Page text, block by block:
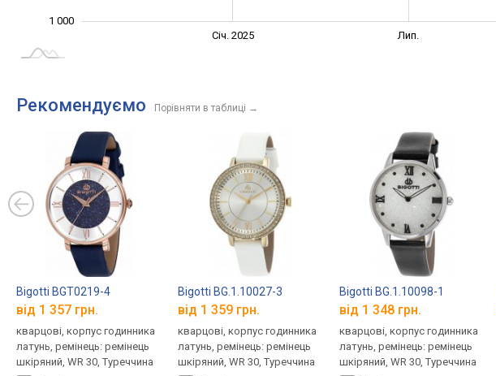
1 000
Січ. 2025 Лип.
Рекомендуємо Порівняти в таблиці →
Bigotti BGT0219-4
від 1 357 грн.
кварцові, корпус годинника
латунь, ремінець: ремінець
шкіряний, WR 30, Туреччина
Bigotti BG.1.10027-3
від 1 359 грн.
кварцові, корпус годинника
латунь, ремінець: ремінець
шкіряний, WR 30, Туреччина
Bigotti BG.1.10098-1
від 1 348 грн.
кварцові, корпус годинника
латунь, ремінець: ремінець
шкіряний, WR 30, Туреччина